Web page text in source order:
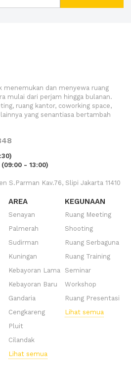
menemukan dan menyewa ruang
mulai dari perjam hingga bulanan.
ruang kantor, coworking space,
yang senantiasa bertambah
- 13:00)
S.Parman Kav.76, Slipi Jakarta 11410
AREA
Senayan
Palmerah
Sudirman
Kuningan
Kebayoran Lama
Kebayoran Baru
Gandaria
Cengkareng
Pluit
Cilandak
Lihat semua
KEGUNAAN
Ruang Meeting
Shooting
Ruang Serbaguna
Ruang Training
Seminar
Workshop
Ruang Presentasi
Lihat semua